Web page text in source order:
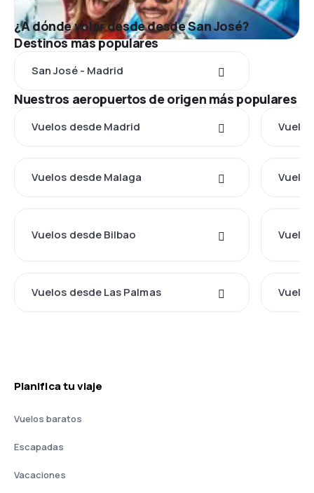
¿A dónde volar desde desde San José?
Destinos más populares
San José - Madrid
Nuestros aeropuertos de origen más populares
Vuelos desde Madrid
Vuelos desde Malaga
Vuelos desde Bilbao
Vuelos desde Las Palmas
Planifica tu viaje
Vuelos baratos
Escapadas
Vacaciones